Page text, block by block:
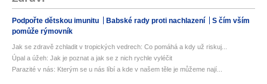
Podpořte dětskou imunitu Babské rady proti nachlazení
S čím vším
pomůže rýmovník
Jak se zdravě zchladit v tropických vedrech: Co pomáhá a kdy už riskuj...
Úpal a úžeh: Jak je poznat a jak se z nich rychle vyléčit
Parazité v nás: Kterým se u nás líbí a kde v našem těle je můžeme nají...